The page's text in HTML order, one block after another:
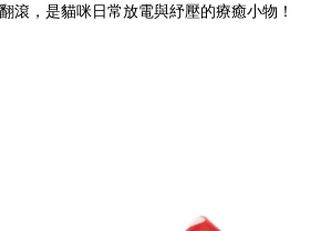
滾，是貓咪日常放電與紓壓的療癒小物！